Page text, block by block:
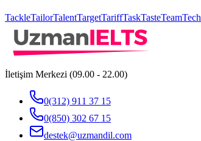
TackleTailorTalentTargetTariffTaskTasteTeam
İletişim Merkezi (09.00 - 22.00)
0(312) 911 37 15
0(850) 302 67 15
destek@uzmandil.com